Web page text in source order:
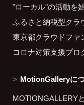
"ローカル"の活動を
ふるさと納税型クラ
東京都クラウドファ
コロナ対策支援プロ
MotionGalleryに
MOTIONGALLERY